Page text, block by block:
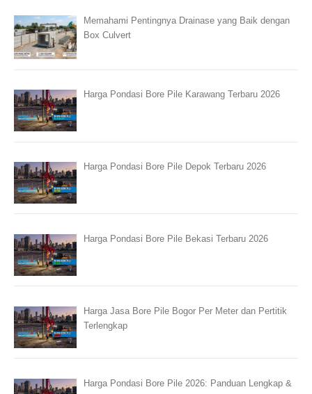
Memahami Pentingnya Drainase yang Baik dengan
Box Culvert
Harga Pondasi Bore Pile Karawang Terbaru 2026
Harga Pondasi Bore Pile Depok Terbaru 2026
Harga Pondasi Bore Pile Bekasi Terbaru 2026
Harga Jasa Bore Pile Bogor Per Meter dan Pertitik
Terlengkap
Harga Pondasi Bore Pile 2026: Panduan Lengkap &